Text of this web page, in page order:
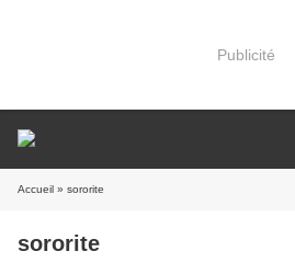
Publicité
Accueil » sororite
sororite